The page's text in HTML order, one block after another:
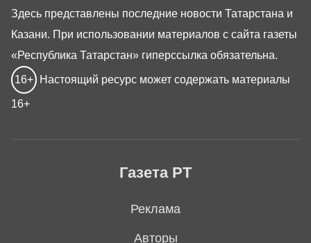
Газета РТ
Реклама
Авторы
Здесь представлены последние новости Татарстана и
Казани. При использовании материалов с сайта газеты
«Республика Татарстан» гиперссылка обязательна.
16+ Настоящий ресурс может содержать материалы
16+